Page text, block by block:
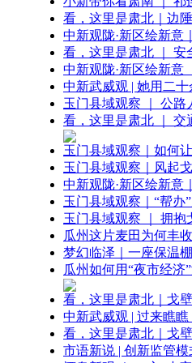
看，这里是肃北｜边
中新观陇·新区绘新意
看，这里是肃北 ｜ 安
中新观陇·新区绘新意
中新武威观 | 她用二
玉门县域观察 ｜ 公路
看，这里是肃北 ｜ 交
玉门县域观察｜如何
玉门县域观察｜风起
中新观陇·新区绘新意
玉门县域观察｜“帮办
玉门县域观察 ｜ 拥抱
瓜州这片麦田为何丰
梦幻临泽｜一座保温
瓜州如何用“夜市经济
看，这里是肃北｜戈
中新武威观 | 过来瞧
看，这里是肃北｜戈
市语新说 | 创新监管